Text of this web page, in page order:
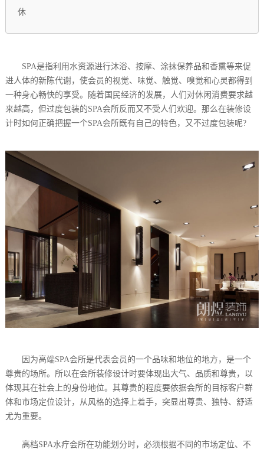
休
SPA是指利用水资源进行沐浴、按摩、涂抹保养品和香熏等来促
进人体的新陈代谢，使会员的视觉、味觉、触觉、嗅觉和心灵都得到
一种身心畅快的享受。随着国民经济的发展，人们对休闲消费要求越
来越高，但过度包装的SPA会所反而又不受人们欢迎。那么在装修设
计时如何正确把握一个SPA会所既有自己的特色，又不过度包装呢?
因为高端SPA会所是代表会员的一个品味和地位的地方，是一个
尊贵的场所。所以在会所装修设计时要体现出大气、品质和尊贵，以
体现其在社会上的身份地位。其尊贵的程度要依据会所的目标客户群
体和市场定位设计，从风格的选择上着手，突显出尊贵、独特、舒适
尤为重要。
高档SPA水疗会所在功能划分时，必须根据不同的市场定位、不